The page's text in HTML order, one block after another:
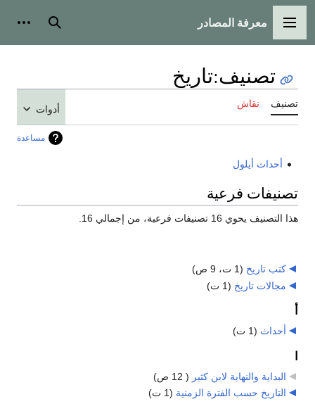
القائمة الرئيسية
معرفة المصادر بحث
تصنيف:تاريخ
تصنيف نقاش أدوات
مساعدة
أحداث أيلول
تصنيفات فرعية
هذا التصنيف يحوي 16 تصنيفات فرعية، من إجمالي 16.
كتب تاريخ (1 ت، 9 ص)
مجالات تاريخ (1 ت)
أحداث (1 ت)
البداية والنهاية لابن كثير ( 12 ص)
التاريخ حسب الفترة الزمنية (1 ت)